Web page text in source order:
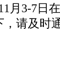
月3-7日
请及时